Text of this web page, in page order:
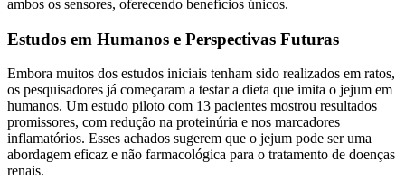
ambos os sensores, oferecendo benefícios únicos.
Estudos em Humanos e Perspectivas Futuras
Embora muitos dos estudos iniciais tenham sido realizados em ratos,
os pesquisadores já começaram a testar a dieta que imita o jejum em
humanos. Um estudo piloto com 13 pacientes mostrou resultados
promissores, com redução na proteinúria e nos marcadores
inflamatórios. Esses achados sugerem que o jejum pode ser uma
abordagem eficaz e não farmacológica para o tratamento de doenças
renais.